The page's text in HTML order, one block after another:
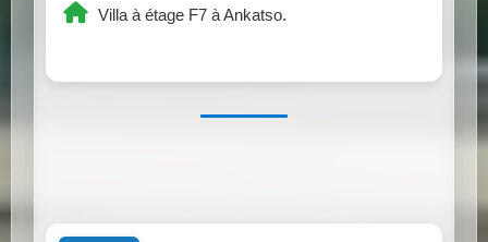
Villa à étage F7 à Ankatso.